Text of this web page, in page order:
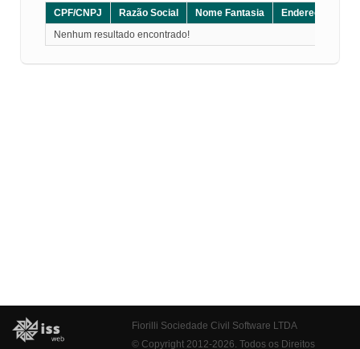
CPF/CNPJ Razão Social Nome Fantasia Endereço
Nenhum resultado encontrado!
Fiorilli Sociedade Civil Software LTDA
© Copyright 2012-2026. Todos os Direitos